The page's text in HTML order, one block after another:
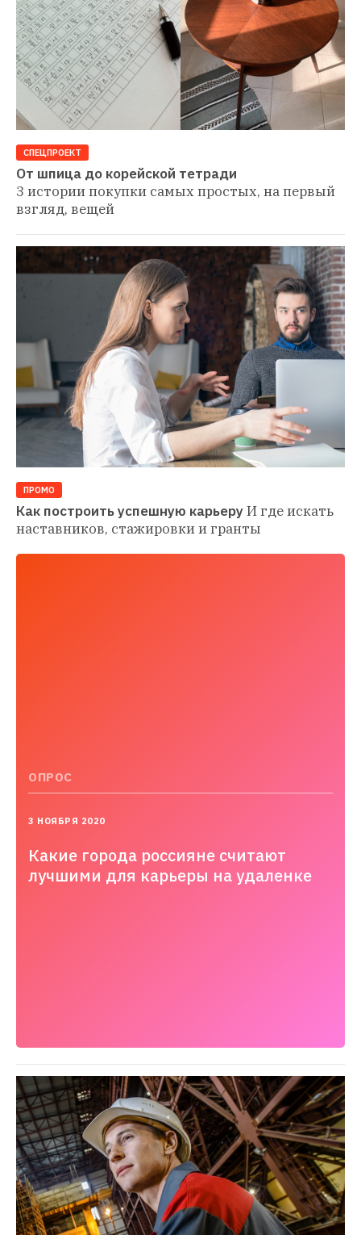
СПЕЦПРОЕКТ
От шпица до корейской тетради
3 истории покупки самых простых, на первый
взгляд, вещей
ПРОМО
Как построить успешную карьеруИ где искать
наставников, стажировки и гранты
ОПРОС
2020-
03T15:59:42.000+03:00
3 НОЯБРЯ 2020
Какие города россияне считают
лучшими для карьеры на удаленке